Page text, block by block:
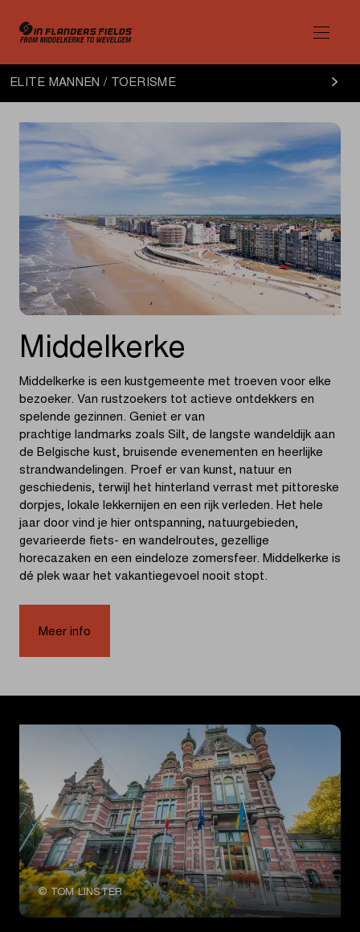
Elite
Mannen
toerisme
ELITE MANNEN / TOERISME
Middelkerke
Middelkerke is een kustgemeente met troeven voor elke
bezoeker. Van rustzoekers tot actieve ontdekkers en
spelende gezinnen. Geniet er van
prachtige landmarks zoals Silt, de langste wandeldijk aan
de Belgische kust, bruisende evenementen en heerlijke
strandwandelingen. Proef er van kunst, natuur en
geschiedenis, terwijl het hinterland verrast met pittoreske
dorpjes, lokale lekkernijen en een rijk verleden. Het hele
jaar door vind je hier ontspanning, natuurgebieden,
gevarieerde fiets- en wandelroutes, gezellige
horecazaken en een eindeloze zomersfeer. Middelkerke is
dé plek waar het vakantiegevoel nooit stopt.
Meer info
© TOM LINSTER